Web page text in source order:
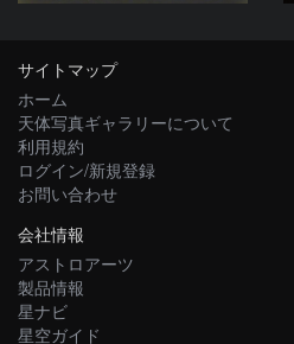
サイトマップ
ホーム
天体写真ギャラリーについて
利用規約
ログイン/新規登録
お問い合わせ
会社情報
アストロアーツ
製品情報
星ナビ
星空ガイド